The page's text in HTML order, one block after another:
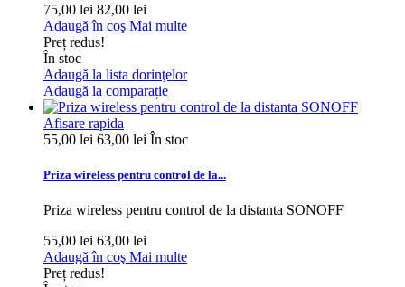
75,00 lei 82,00 lei
Adaugă în coş Mai multe
Preț redus!
În stoc
Adaugă la lista dorinţelor
Adaugă la comparație
Afisare rapida
55,00 lei 63,00 lei În stoc
Priza wireless pentru control de la...
Priza wireless pentru control de la distanta SONOFF
55,00 lei 63,00 lei
Adaugă în coş Mai multe
Preț redus!